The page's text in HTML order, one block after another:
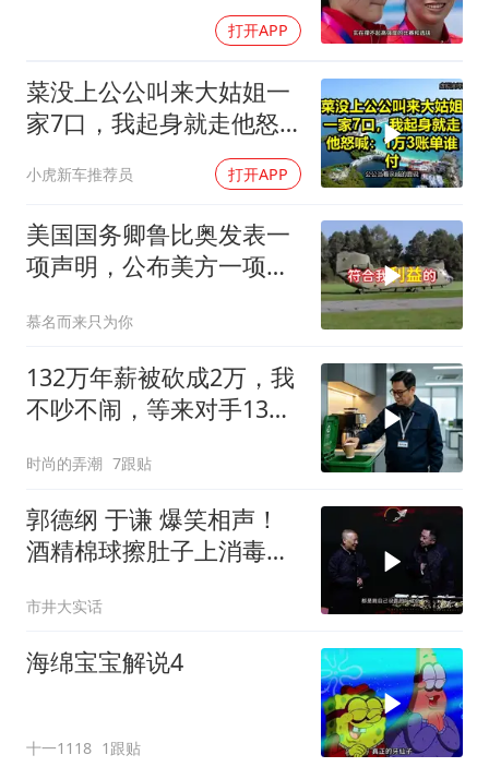
打开APP
菜没上公公叫来大姑姐一
家7口，我起身就走他怒
喊：1万3账单谁付
小虎新车推荐员 打开APP
美国国务卿鲁比奥发表一
项声明，公布美方一项重
慕名而来只为你
132万年薪被砍成2万，我
不吵不闹，等来对手13倍
时尚的弄潮 7跟贴
郭德纲 于谦 爆笑相声！
酒精棉球擦肚子上消毒，
擦反了？
市井大实话
海绵宝宝解说4
十一1118 1跟贴